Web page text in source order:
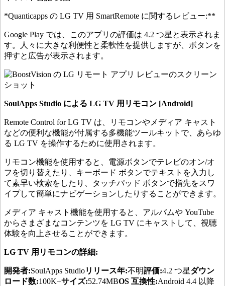
*Quanticapps の LG TV 用 SmartRemote に関するレビュー:**
Google Play では、このアプリの評価は 4.2 つ星と表示されま
す。人々に大きな利便性と柔軟性を提供しますが、ボタンを
押すと広告が表示されます。
SoulApps Studio による LG TV 用リモコン [Android]
Remote Control for LG TV は、リモコンやメディア キャスト
などの便利な機能が付属する多機能ツールキットで、あらゆ
る LG TV を操作するために使用されます。
リモコン機能を使用すると、電源ボタンでテレビのオン/オ
フを切り替えたり、キーボード ボタンでテキストを入力し
て素早い検索をしたり、タッチパッド ボタンで指先をスワ
イプして簡単にナビゲーションしたりすることができます。
メディア キャスト機能を使用すると、アルバムや YouTube
からさまざまなコンテンツを LG TV にキャストして、視聴
体験を向上させることができます。
LG TV 用リモコンの詳細:
開発者:SoulApps Studioリリース年:不明評価:4.2 つ星ダウン
ロード数:100K+サイズ:52.74MBOS 互換性:Android 4.4 以降